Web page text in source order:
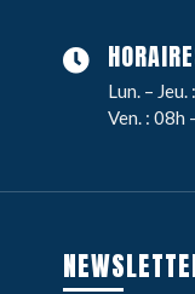
Lun. –
Ven. : 08h